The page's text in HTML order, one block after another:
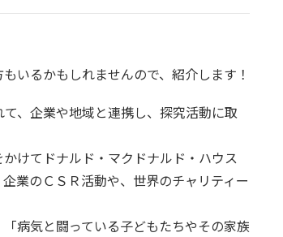
いるかもしれませんので、紹介します！
、企業や地域と連携し、探究活動に取
けてドナルド・マクドナルド・ハウス
業のＣＳＲ活動や、世界のチャリティー
病気と闘っている子どもたちやその家族